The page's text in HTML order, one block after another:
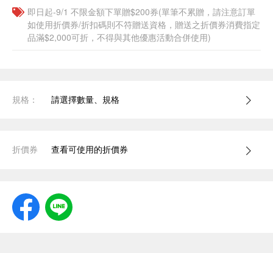
即日起-9/1 不限金額下單贈$200券(單筆不累贈，請注意訂單
如使用折價券/折扣碼則不符贈送資格，贈送之折價券消費指定
品滿$2,000可折，不得與其他優惠活動合併使用)
規格： 請選擇數量、規格
折價券 查看可使用的折價券